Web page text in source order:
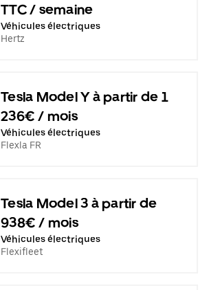
TTC / semaine
Véhicules électriques
Hertz
Tesla Model Y à partir de 1
236€ / mois
Véhicules électriques
Flexla FR
Tesla Model 3 à partir de
938€ / mois
Véhicules électriques
Flexifleet